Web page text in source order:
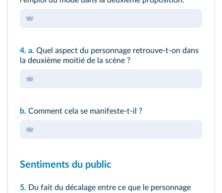
4. a. Quel aspect du personnage retrouve-t-on dans
la deuxième moitié de la scène ?
b. Comment cela se manifeste-t-il ?
Sentiments du public
5. Du fait du décalage entre ce que le personnage